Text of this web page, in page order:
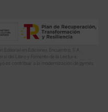
Editorial en Ediciones Encuentro, S.A.
del Libro y Fomento de la Lectura,
es contribuir a la modernización de pymes